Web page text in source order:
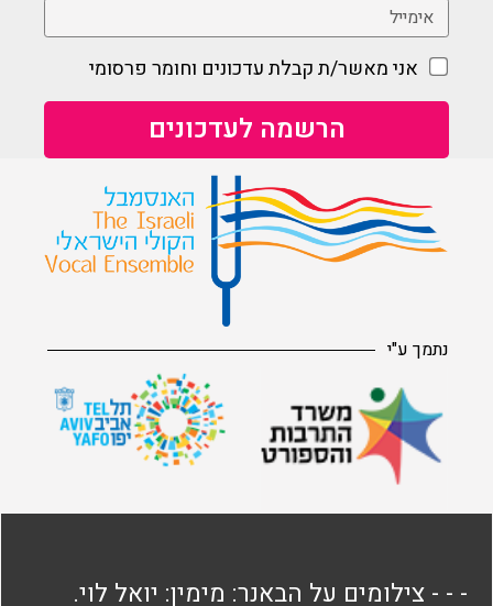
אני מאשר/ת קבלת עדכונים וחומר פרסומי
נתמך ע"י
- - - צילומים על הבאנר: מימין: יואל לוי.